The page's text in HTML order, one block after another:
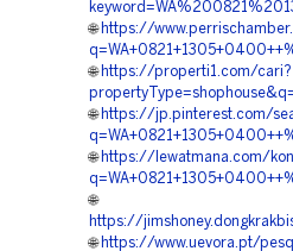
🌐 https://
🌐 https://properti1.com/cari?
🌐 https://jp.pinterest.com/
🌐 https://lewatmana.com/
🌐
https://
🌐 https://www.uevora.pt/